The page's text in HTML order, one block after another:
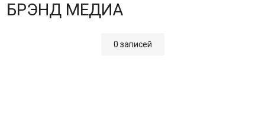
БРЭНД МЕДИА
0 записей